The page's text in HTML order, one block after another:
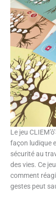
Le jeu
façon ludique
sécurité au
des vies. Ce
comment
gestes peut